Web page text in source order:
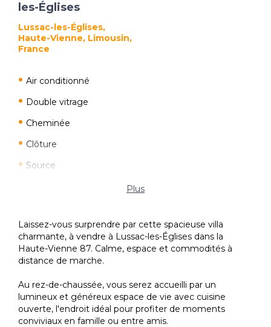
les-Églises
Lussac-les-Églises,
Haute-Vienne, Limousin,
France
Air conditionné
Double vitrage
Cheminée
Clôture
Source
École primaire
Cinéma
Garderie
Golf
Plus
Laissez-vous surprendre par cette spacieuse villa
charmante, à vendre à Lussac-les-Églises dans la
Haute-Vienne 87. Calme, espace et commodités à
distance de marche.
Au rez-de-chaussée, vous serez accueilli par un
lumineux et généreux espace de vie avec cuisine
ouverte, l'endroit idéal pour profiter de moments
conviviaux en famille ou entre amis.